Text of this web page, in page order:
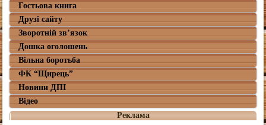
Гостьова книга
Друзі сайту
Зворотній зв’язок
Дошка оголошень
Вільна боротьба
ФК “Щирець”
Новини ДПІ
Відео
Реклама